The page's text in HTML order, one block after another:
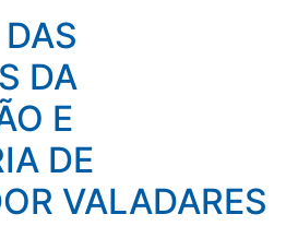
DA
E
DE
VALADARES